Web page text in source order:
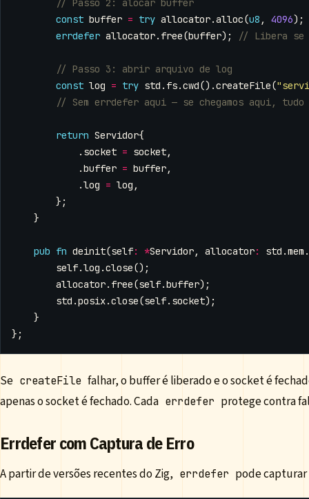
const buffer = try allocator.alloc(u8 , 4096);
errdefer allocator. free(buffer);
const log = try std . fs.cwd().createFile(
return Servidor{
. socket = socket,
.buffer = buffer,
.log = log ,
};
}
pub fn deinit(self: *Servidor, allocator: std .mem .
self.log .close();
allocator. free(self.buffer);
std .posix.close(self. socket);
}
};
Se createFile falhar, o buffer é liberado e o socket é
apenas o socket é fechado. Cada errdefer protege contra
Errdefer com Captura de Erro
A partir de versões recentes do Zig, errdefer pode capturar